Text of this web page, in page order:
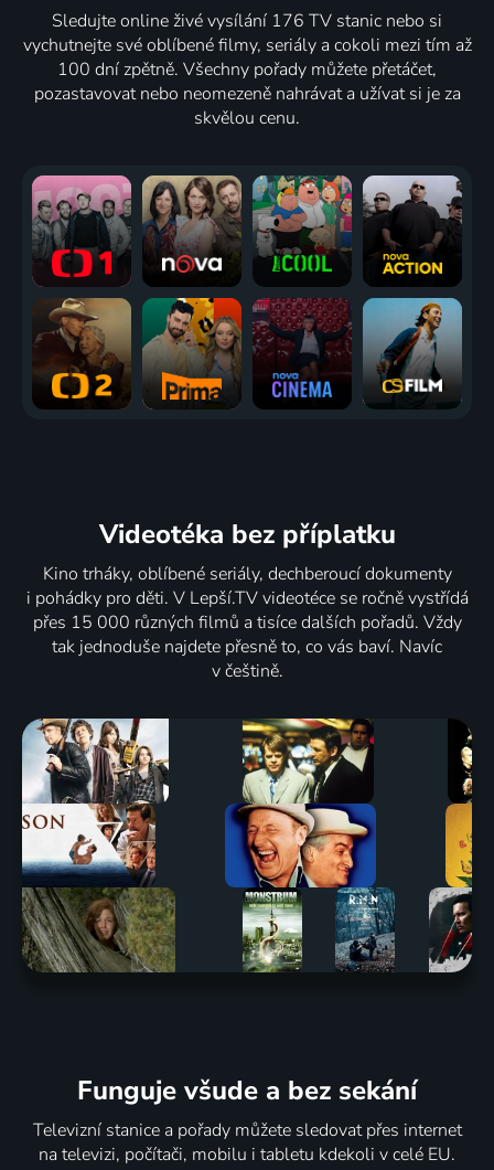
Sledujte online živé vysílání 176 TV stanic nebo si
vychutnejte své oblíbené filmy, seriály a cokoli mezi tím až
100 dní zpětně. Všechny pořady můžete přetáčet,
pozastavovat nebo neomezeně nahrávat a užívat si je za
skvělou cenu.
Videotéka bez příplatku
Kino trháky, oblíbené seriály, dechberoucí dokumenty
i pohádky pro děti. V Lepší.TV videotéce se ročně vystřídá
přes 15 000 různých filmů a tisíce dalších pořadů. Vždy
tak jednoduše najdete přesně to, co vás baví. Navíc
v češtině.
Funguje všude a bez sekání
Televizní stanice a pořady můžete sledovat přes internet
na televizi, počítači, mobilu i tabletu kdekoli v celé EU.